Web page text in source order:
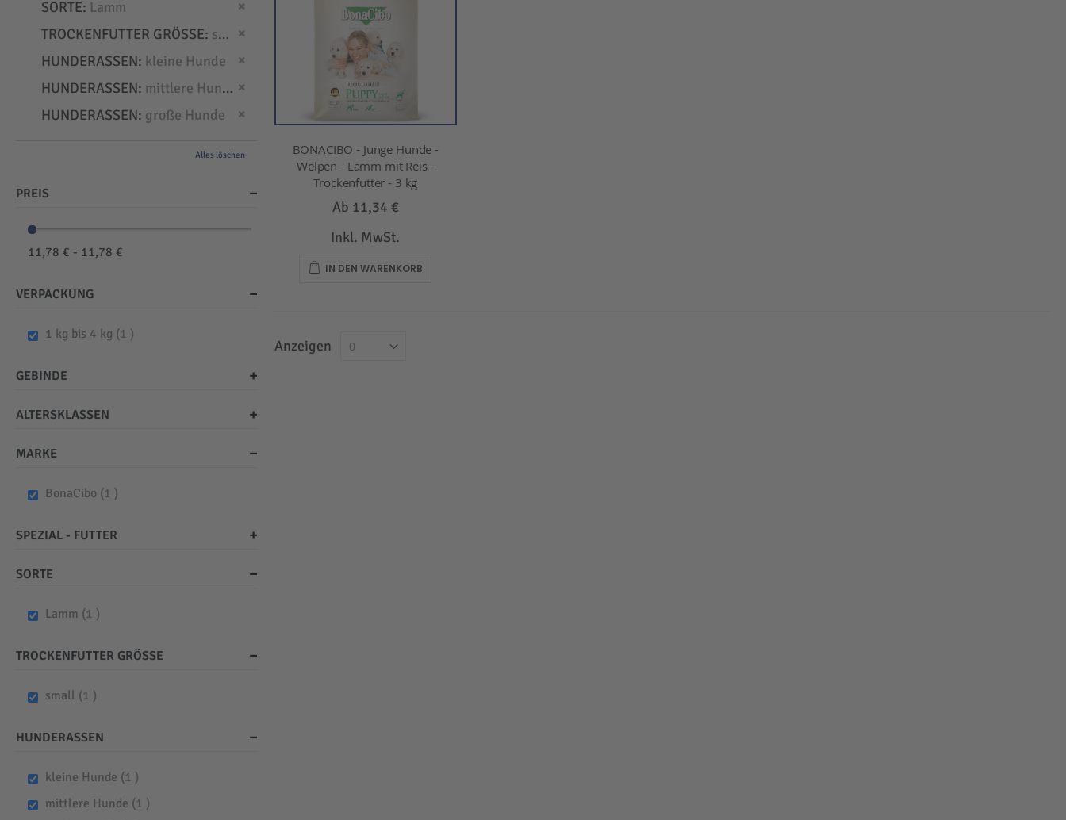
BONACIBO - Junge Hunde -
Welpen - Lamm mit Reis -
Trockenfutter - 3 kg
Ab 11,34 €
Inkl. MwSt.
IN DEN WARENKORB
Anzeigen
SORTE Lamm
TROCKENFUTTER GRÖSSE
small
HUNDERASSEN kleine Hunde
Dies entfernen
HUNDERASSEN mittlere Hunde
Dies entfernen
HUNDERASSEN große Hunde
Alles löschen
PREIS
11,78 € - 11,78 €
VERPACKUNG
1 kg bis 4 kg 1 item
GEBINDE
ALTERSKLASSEN
MARKE
BonaCibo 1 item
SPEZIAL - FUTTER
SORTE
Lamm 1 item
TROCKENFUTTER GRÖSSE
small 1 item
HUNDERASSEN
kleine Hunde 1 item
mittlere Hunde 1 item